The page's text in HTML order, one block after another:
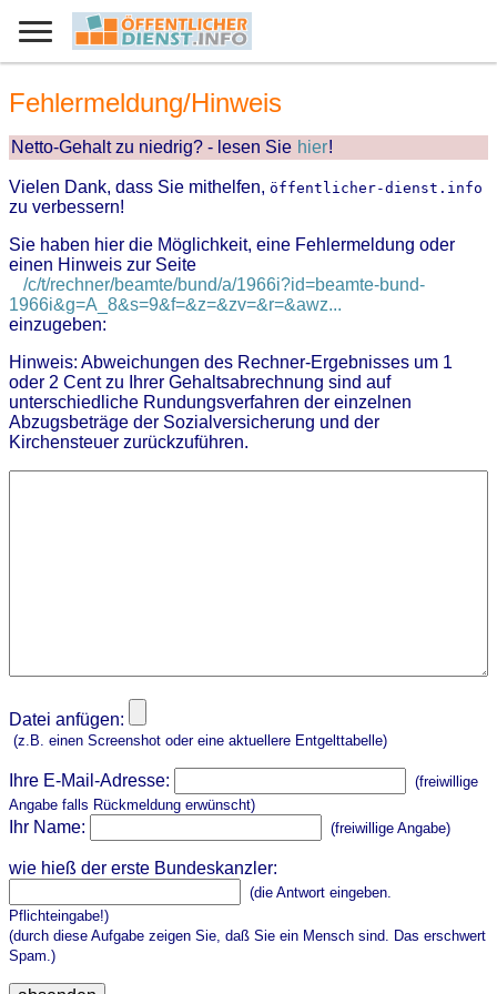
Fehlermeldung/Hinweis
Netto-Gehalt zu niedrig? - lesen Sie hier!
Vielen Dank, dass Sie mithelfen, öffentlicher-dienst.info
zu verbessern!
Sie haben hier die Möglichkeit, eine Fehlermeldung oder
einen Hinweis zur Seite
/c/t/rechner/beamte/bund/a/1966i?id=beamte-bund-
1966i&g=A_8&s=9&f=&z=&zv=&r=&awz...
einzugeben:
Hinweis: Abweichungen des Rechner-Ergebnisses um 1
oder 2 Cent zu Ihrer Gehaltsabrechnung sind auf
unterschiedliche Rundungsverfahren der einzelnen
Abzugsbeträge der Sozialversicherung und der
Kirchensteuer zurückzuführen.
Datei anfügen:
(z.B. einen Screenshot oder eine aktuellere Entgelttabelle)
Ihre E-Mail-Adresse:
(freiwillige
Angabe falls Rückmeldung erwünscht)
Ihr Name: (freiwillige Angabe)
wie hieß der erste Bundeskanzler:
(die Antwort eingeben.
Pflichteingabe!)
(durch diese Aufgabe zeigen Sie, daß Sie ein Mensch sind. Das erschwert
Spam.)